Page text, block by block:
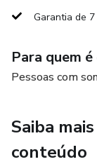
estratégias
Além disso, o
desafios
isso", os leitores
necessários
Garantia de 7
Para quem
Pessoas com
Saiba
conteúdo